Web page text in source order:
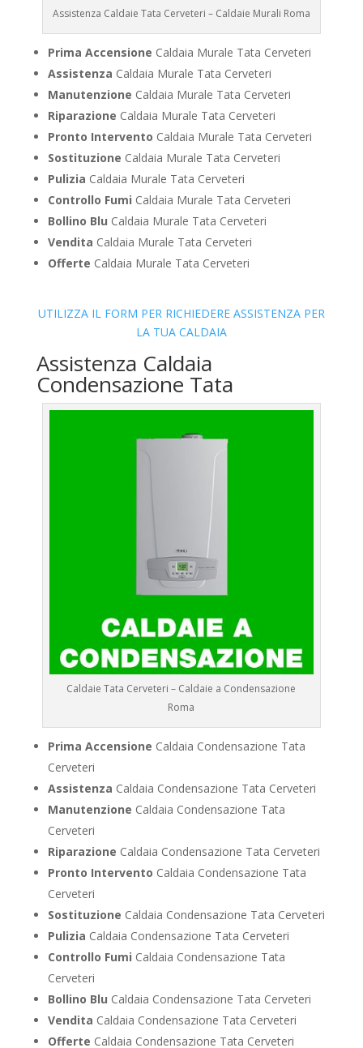
Assistenza Caldaie Tata Cerveteri – Caldaie Murali Roma
Prima Accensione Caldaia Murale Tata Cerveteri
Assistenza Caldaia Murale Tata Cerveteri
Manutenzione Caldaia Murale Tata Cerveteri
Riparazione Caldaia Murale Tata Cerveteri
Pronto Intervento Caldaia Murale Tata Cerveteri
Sostituzione Caldaia Murale Tata Cerveteri
Pulizia Caldaia Murale Tata Cerveteri
Controllo Fumi Caldaia Murale Tata Cerveteri
Bollino Blu Caldaia Murale Tata Cerveteri
Vendita Caldaia Murale Tata Cerveteri
Offerte Caldaia Murale Tata Cerveteri
UTILIZZA IL FORM PER RICHIEDERE ASSISTENZA PER
LA TUA CALDAIA
Assistenza Caldaia
Condensazione Tata
Caldaie Tata Cerveteri – Caldaie a Condensazione
Roma
Prima Accensione Caldaia Condensazione Tata
Cerveteri
Assistenza Caldaia Condensazione Tata Cerveteri
Manutenzione Caldaia Condensazione Tata
Cerveteri
Riparazione Caldaia Condensazione Tata Cerveteri
Pronto Intervento Caldaia Condensazione Tata
Cerveteri
Sostituzione Caldaia Condensazione Tata Cerveteri
Pulizia Caldaia Condensazione Tata Cerveteri
Controllo Fumi Caldaia Condensazione Tata
Cerveteri
Bollino Blu Caldaia Condensazione Tata Cerveteri
Vendita Caldaia Condensazione Tata Cerveteri
Offerte Caldaia Condensazione Tata Cerveteri